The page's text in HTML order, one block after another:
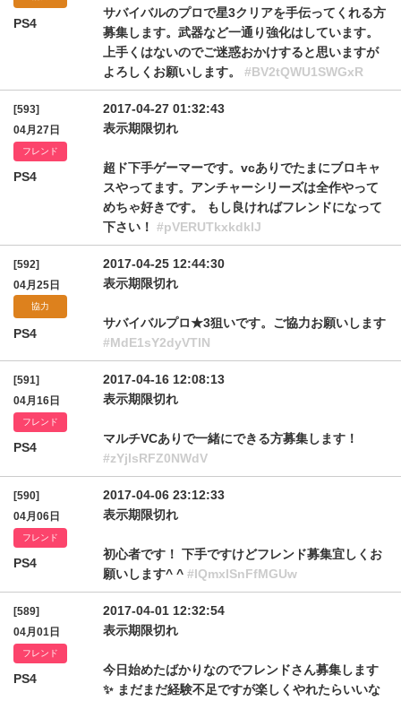
PS4
サバイバルのプロで星3クリアを手伝ってくれる方
募集します。武器など一通り強化はしています。
上手くはないのでご迷惑おかけすると思いますが
よろしくお願いします。 #BV2tQWU1SWGxR
[593]
04月27日
フレンド
PS4
2017-04-27 01:32:43
表示期限切れ
超ド下手ゲーマーです。vcありでたまにブロキャ
スやってます。アンチャーシリーズは全作やって
めちゃ好きです。 もし良ければフレンドになって
下さい！ #pVERUTkxkdklJ
[592]
04月25日
協力
PS4
2017-04-25 12:44:30
表示期限切れ
サバイバルプロ★3狙いです。ご協力お願いします
#MdE1sY2dyVTlN
[591]
04月16日
フレンド
PS4
2017-04-16 12:08:13
表示期限切れ
マルチVCありで一緒にできる方募集します！
#zYjlsRFZ0NWdV
[590]
04月06日
フレンド
PS4
2017-04-06 23:12:33
表示期限切れ
初心者です！ 下手ですけどフレンド募集宜しくお
願いします^ ^ #IQmxlSnFfMGUw
[589]
04月01日
フレンド
PS4
2017-04-01 12:32:54
表示期限切れ
今日始めたばかりなのでフレンドさん募集します
✨ まだまだ経験不足ですが楽しくやれたらいいな